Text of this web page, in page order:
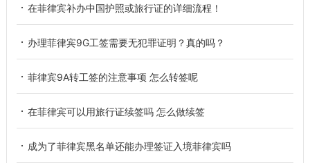
在菲律宾补办中国护照或旅行证的详细流程！
办理菲律宾9G工签需要无犯罪证明？真的吗？
菲律宾9A转工签的注意事项 怎么转签呢
在菲律宾可以用旅行证续签吗 怎么做续签
成为了菲律宾黑名单还能办理签证入境菲律宾吗